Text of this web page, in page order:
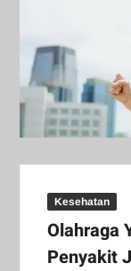
Kesehatan
Olahraga
Penyakit